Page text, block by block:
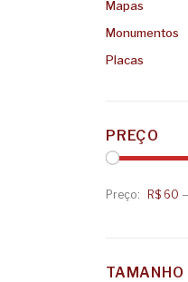
Mapas
Monumentos
Placas
PREÇO
Preço: R$ 60
TAMANHO